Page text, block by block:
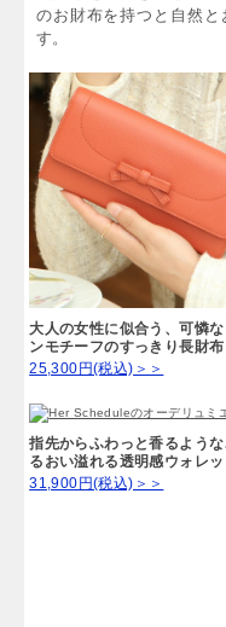
元気をもらえる「
フレッシュでポジティ
るカラー。
気持ちを前向きにして
のお財布を持つと自然
す。